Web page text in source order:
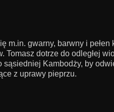
m.in. gwarny, barwny i pełen
Tomasz dotrze do odległej
Kambodży, by
z uprawy pieprzu.